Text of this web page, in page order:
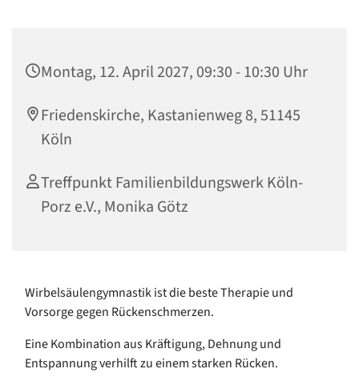
Montag, 12. April 2027, 09:30 - 10:30 Uhr
Friedenskirche, Kastanienweg 8, 51145
Köln
Treffpunkt Familienbildungswerk Köln-
Porz e.V., Monika Götz
Wirbelsäulengymnastik ist die beste Therapie und
Vorsorge gegen Rückenschmerzen.
Eine Kombination aus Kräftigung, Dehnung und
Entspannung verhilft zu einem starken Rücken.